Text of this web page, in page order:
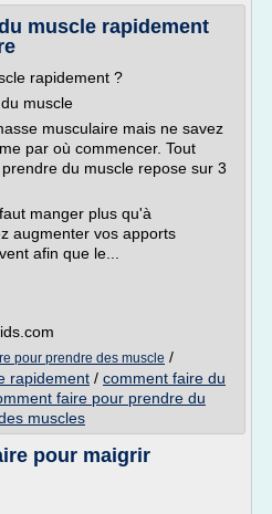
muscle rapidement
rapidement ?
muscle
musculaire mais ne savez
par où commencer. Tout
du muscle repose sur 3
manger plus qu'à
augmenter vos apports
afin que le...
pour prendre des muscle /
rapidement / comment faire du
faire pour prendre du
muscles
pour maigrir